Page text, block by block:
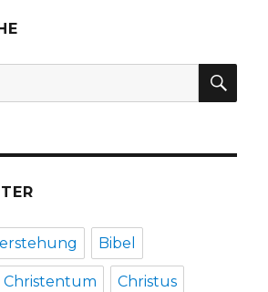
Bibel
Christentum Christus